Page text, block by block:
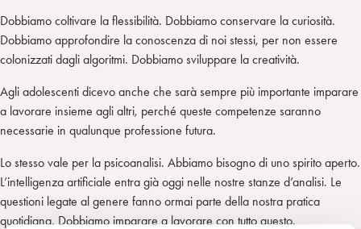
Dobbiamo coltivare la flessibilità. Dobbiamo conservare la curiosità.
Dobbiamo approfondire la conoscenza di noi stessi, per non essere
colonizzati dagli algoritmi. Dobbiamo sviluppare la creatività.
Agli adolescenti dicevo anche che sarà sempre più importante imparare
a lavorare insieme agli altri, perché queste competenze saranno
necessarie in qualunque professione futura.
Lo stesso vale per la psicoanalisi. Abbiamo bisogno di uno spirito aperto.
L’intelligenza artificiale entra già oggi nelle nostre stanze d’analisi. Le
questioni legate al genere fanno ormai parte della nostra pratica
quotidiana. Dobbiamo imparare a lavorare con tutto questo.